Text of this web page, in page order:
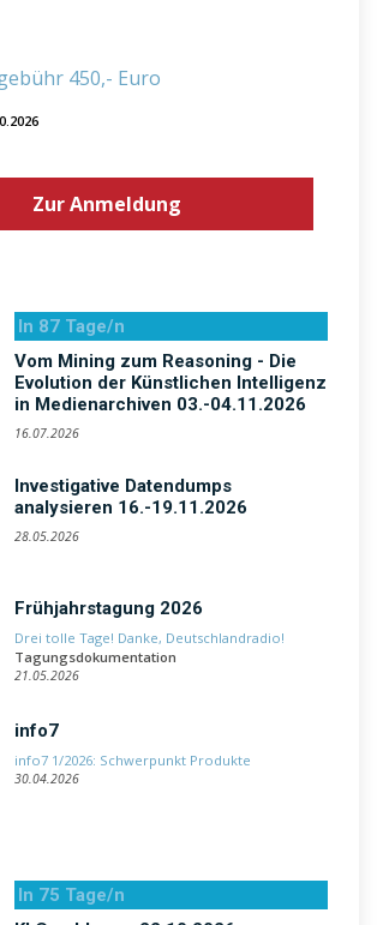
450,- Euro
Zur Anmeldung
In 87 Tage/n
Vom Mining zum Reasoning - Die
Evolution der Künstlichen Intelligenz
in Medienarchiven 03.-04.11.2026
16.07.2026
Investigative Datendumps
analysieren 16.-19.11.2026
28.05.2026
Frühjahrstagung 2026
Drei tolle Tage! Danke, Deutschlandradio!
Tagungsdokumentation
21.05.2026
info7
info7 1/2026: Schwerpunkt Produkte
30.04.2026
In 75 Tage/n